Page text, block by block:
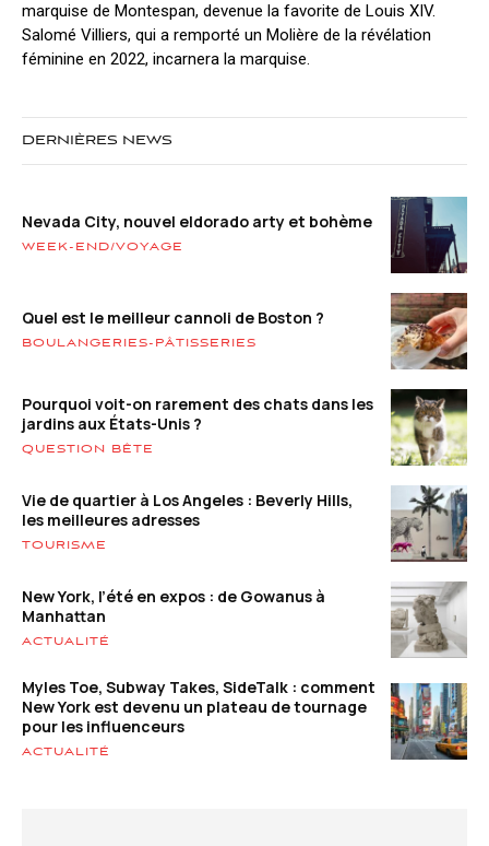
marquise de Montespan, devenue la favorite de Louis XIV.
Salomé Villiers, qui a remporté un Molière de la révélation
féminine en 2022, incarnera la marquise.
DERNIÈRES NEWS
Nevada City, nouvel eldorado arty et bohème
WEEK-END/VOYAGE
Quel est le meilleur cannoli de Boston ?
BOULANGERIES-PÂTISSERIES
Pourquoi voit-on rarement des chats dans les
jardins aux États-Unis ?
QUESTION BÊTE
Vie de quartier à Los Angeles : Beverly Hills,
les meilleures adresses
TOURISME
New York, l’été en expos : de Gowanus à
Manhattan
ACTUALITÉ
Myles Toe, Subway Takes, SideTalk : comment
New York est devenu un plateau de tournage
pour les influenceurs
ACTUALITÉ